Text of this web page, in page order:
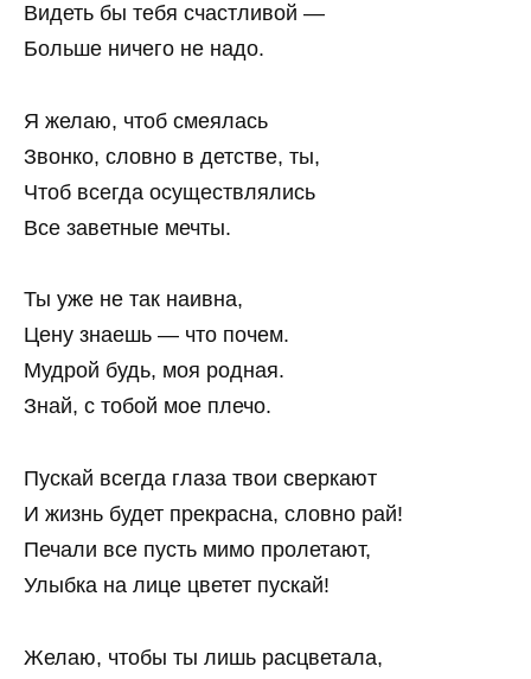
Видеть бы тебя счастливой —
Больше ничего не надо.
Я желаю, чтоб смеялась
Звонко, словно в детстве, ты,
Чтоб всегда осуществлялись
Все заветные мечты.
Ты уже не так наивна,
Цену знаешь — что почем.
Мудрой будь, моя родная.
Знай, с тобой мое плечо.
Пускай всегда глаза твои сверкают
И жизнь будет прекрасна, словно рай!
Печали все пусть мимо пролетают,
Улыбка на лице цветет пускай!
Желаю, чтобы ты лишь расцветала,